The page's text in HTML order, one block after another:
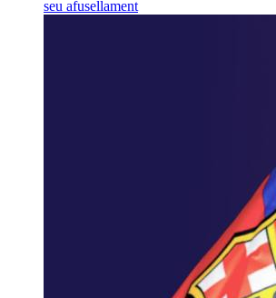
seu afusellament